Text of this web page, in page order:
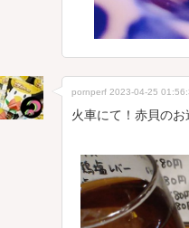
pornperf 2023-04-25
火車にて！赤貝の